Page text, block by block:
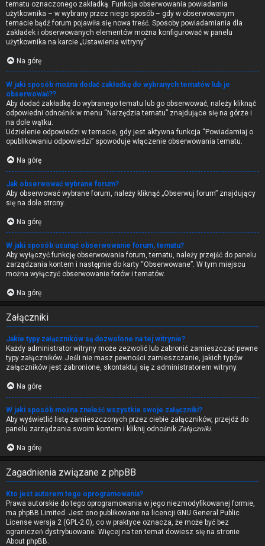
tematu oznaczonego zakładką. Funkcja obserwowania powiadamia
użytkownika – w wybrany przez niego sposób – gdy w obserwowanym
temacie bądź forum pojawiła się nowa treść. Sposoby powiadamiania dla
zakładek i obserwowanych elementów można konfigurować w panelu
użytkownika na karcie „Ustawienia witryny”.
Na górę
W jaki sposób można dodać zakładkę do wybranych tematów lub je
obserwować??
Aby dodać zakładkę do wybranego tematu lub go obserwować, należy kliknąć
odpowiedni odnośnik w menu “Narzędzia tematu” znajdujące się na górze i
na dole wątku.
Udzielenie odpowiedzi w temacie, gdy jest aktywna funkcja “Powiadamiaj o
opublikowaniu odpowiedzi” spowoduje włączenie obserwowania tematu.
Na górę
Jak obserwować wybrane forum?
Aby obserwować wybrane forum, należy kliknąć „Obserwuj forum” znajdujący
się na dole strony.
Na górę
W jaki sposób usunąć obserwowanie forum, tematu?
Aby wyłączyć funkcję obserwowania forum, tematu, należy przejść do panelu
zarządzania kontem i następnie do karty “Obserwowane”. W tym miejscu
można wyłączyć obserwowanie forów i tematów.
Na górę
Załączniki
Jakie typy załączników są dozwolone na tej witrynie?
Każdy administrator witryny może zezwolić lub zabronić zamieszczać pewne
typy załączników. Jeśli nie masz pewności zamieszczanie, jakich typów
załączników jest zabronione, skontaktuj się z administratorem witryny.
Na górę
W jaki sposób można znaleźć wszystkie swoje załączniki?
Aby wyświetlić listę zamieszczonych przez ciebie załączników, przejdź do
panelu zarządzania swoim kontem i kliknij odnośnik Załączniki.
Na górę
Zagadnienia związane z phpBB
Kto jest autorem tego oprogramowania?
Prawa autorskie do tego oprogramowania w jego niezmodyfikowanej formie,
ma phpBB Limited . Jest ono publikowane na licencji GNU General Public
License wersja 2 (GPL-2.0), co w praktyce oznacza, że może być bez
ograniczeń dystrybuowane. Więcej na ten temat dowiesz się na stronie
About phpBB.